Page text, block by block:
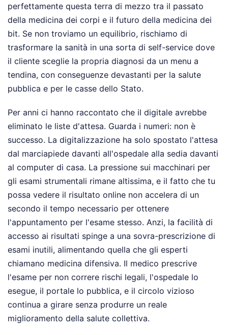
perfettamente questa terra di mezzo tra il passato
della medicina dei corpi e il futuro della medicina dei
bit. Se non troviamo un equilibrio, rischiamo di
trasformare la sanità in una sorta di self-service dove
il cliente sceglie la propria diagnosi da un menu a
tendina, con conseguenze devastanti per la salute
pubblica e per le casse dello Stato.
Per anni ci hanno raccontato che il digitale avrebbe
eliminato le liste d'attesa. Guarda i numeri: non è
successo. La digitalizzazione ha solo spostato l'attesa
dal marciapiede davanti all'ospedale alla sedia davanti
al computer di casa. La pressione sui macchinari per
gli esami strumentali rimane altissima, e il fatto che tu
possa vedere il risultato online non accelera di un
secondo il tempo necessario per ottenere
l'appuntamento per l'esame stesso. Anzi, la facilità di
accesso ai risultati spinge a una sovra-prescrizione di
esami inutili, alimentando quella che gli esperti
chiamano medicina difensiva. Il medico prescrive
l'esame per non correre rischi legali, l'ospedale lo
esegue, il portale lo pubblica, e il circolo vizioso
continua a girare senza produrre un reale
miglioramento della salute collettiva.